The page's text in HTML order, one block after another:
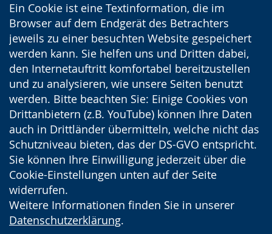
Ein Cookie ist eine Textinformation, die im
Browser auf dem Endgerät des Betrachters
jeweils zu einer besuchten Website gespeichert
werden kann. Sie helfen uns und Dritten dabei,
den Internetauftritt komfortabel bereitzustellen
und zu analysieren, wie unsere Seiten benutzt
werden. Bitte beachten Sie: Einige Cookies von
Drittanbietern (z.B. YouTube) können Ihre Daten
auch in Drittländer übermitteln, welche nicht das
Schutzniveau bieten, das der DS-GVO entspricht.
Sie können Ihre Einwilligung jederzeit über die
Cookie-Einstellungen unten auf der Seite
widerrufen.
Weitere Informationen finden Sie in unserer
Datenschutzerklärung.